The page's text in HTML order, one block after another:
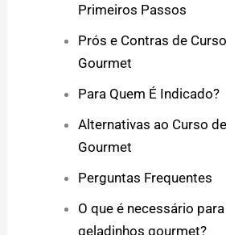
Primeiros Passos
Prós e Contras de
Gourmet
Para Quem É Indicado?
Alternativas ao Curso
Gourmet
Perguntas Frequentes
O que é necessário
geladinhos gourmet?